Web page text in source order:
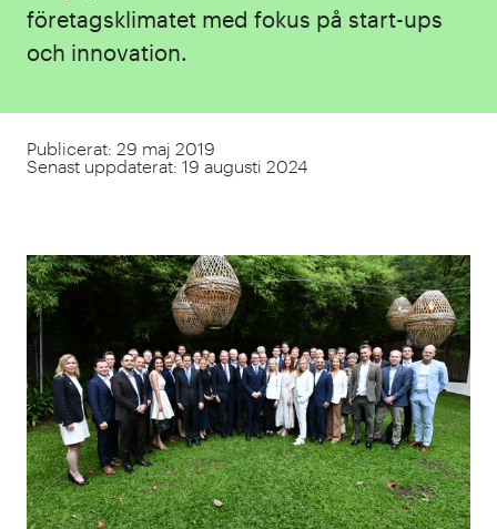
företagsklimatet med fokus på start-ups
och innovation.
Publicerat: 29 maj 2019
Senast uppdaterat: 19 augusti 2024